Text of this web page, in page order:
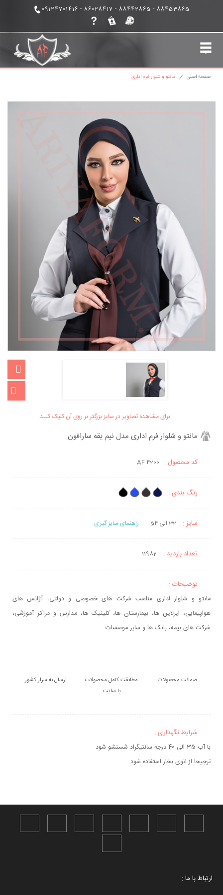
88453865 - 88442865 - 86028417 - 09124701416
لباس فرم اداری
صفحه اصلی
مانتو و شلوار فرم اداری
برای مشاهده تصاویر در سایز بزرگتر بر روی آن کلیک کنید.
مانتو و شلوار فرم اداری مدل نیم یقه سارافون
کد محصول : AF 4200
رنگ بندی :
سایز : 32 الی 54 راهنمای سایز گیری
تعداد بازدید : 11982
توضیحات :
مانتو و شلوار اداری مناسب شرکت های خصوصی و دولتی، آژانس های
هواپیمایی، ایرلاین ها، بیمارستان ها، کلینیک ها، مدارس و مراکز آموزشی،
شرکت های بیمه، بانک ها و سایر موسسات
ضمانت محصولات
مطابقت کامل محصولات
با سایت
ارسال به سرار کشور
شرایط نگهداری :
با آب 35 الی 40 درجه سانتیگراد شستشو شود
ترجیحا از اتوی بخار استفاده شود
ارتباط با ما :